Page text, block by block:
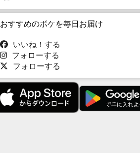
おすすめのボケを毎日お届け
いいね！する
フォローする
フォローする